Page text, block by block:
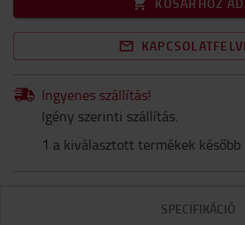
Ingyenes szállítás!
Igény szerinti szállítás.
1 a kiválasztott termékek
SPECIFIKÁCIÓ